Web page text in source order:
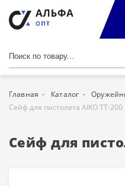
Главная Каталог
Сейф для пистолета AIKO ТТ-200
Сейф для